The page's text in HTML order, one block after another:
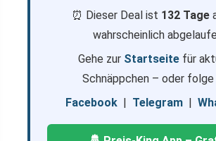
⏰ Dieser Deal ist 132 Tage
wahrscheinlich
Gehe zur Startseite für
Schnäppchen – oder folge
Facebook | Telegram |